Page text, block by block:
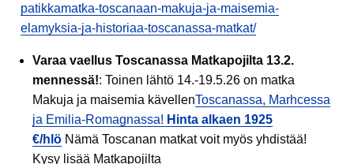
patikkamatka-toscanaan-makuja-ja-maisemia-
elamyksia-ja-historiaa-toscanassa-matkat/
Varaa vaellus Toscanassa Matkapojilta 13.2.
mennessä!: Toinen lähtö 14.-19.5.26 on matka
Makuja ja maisemia kävellenToscanassa, Marhcessa
ja Emilia-Romagnassa! Hinta alkaen 1925
€/hlö Nämä Toscanan matkat voit myös yhdistää!
Kysy lisää Matkapojilta